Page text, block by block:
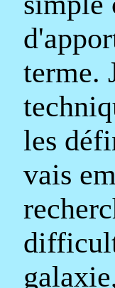
terme.
les
vais